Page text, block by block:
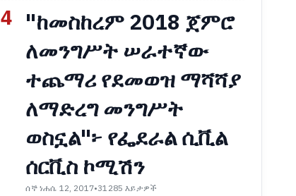
4 "ከመስከረም 2018 ጀምሮ
ለመንግሥት ሠራተኛው
ተጨማሪ የደመወዝ ማሻሻያ
ለማድረግ መንግሥት
ወስኗል"፦ የፌደራል ሲቪል
ሰርቪስ ኮሚሽን
ሰኞ ነሐሴ 12, 2017•31285 እይታዎች